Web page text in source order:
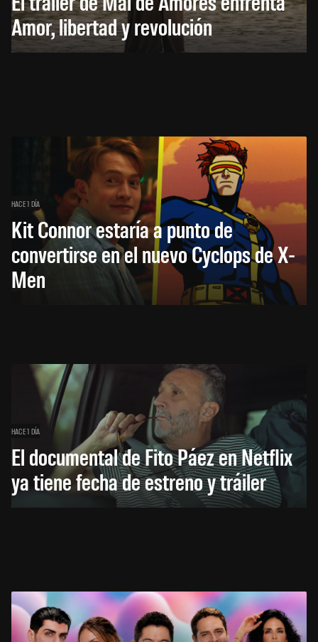
Amor, libertad y revolución
HACE 1 DÍA
Kit Connor estaría a punto de
convertirse en el nuevo Cyclops de X-
Men
HACE 1 DÍA
El documental de Fito Páez en Netflix
ya tiene fecha de estreno y tráiler